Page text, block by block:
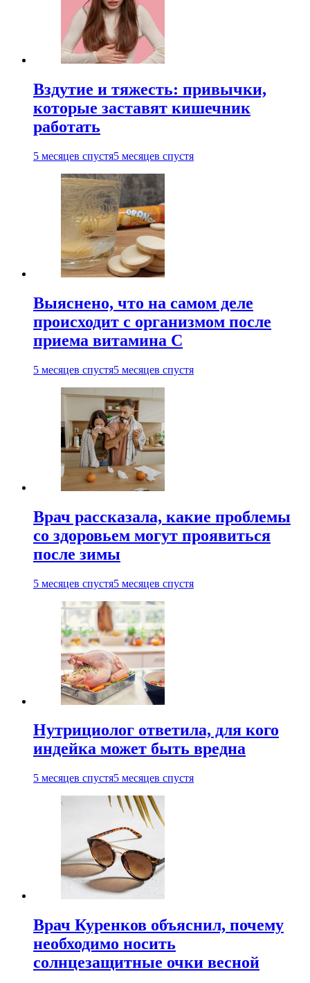
Вздутие и тяжесть: привычки,
которые заставят кишечник
работать
5 месяцев спустя5 месяцев спустя
Выяснено, что на самом деле
происходит с организмом после
приема витамина С
5 месяцев спустя5 месяцев спустя
Врач рассказала, какие проблемы
со здоровьем могут проявиться
после зимы
5 месяцев спустя5 месяцев спустя
Нутрициолог ответила, для кого
индейка может быть вредна
5 месяцев спустя5 месяцев спустя
Врач Куренков объяснил, почему
необходимо носить
солнцезащитные очки весной